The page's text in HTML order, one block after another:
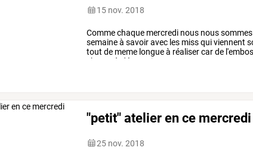
15 nov. 2018
Commechaque mercredi nous noussommes
semaineà savoiravec les missquiviennent
tout de meme longueà réalisercarde
choses
à découvrir
"petit" atelier en ce mercredi
25 nov. 2018